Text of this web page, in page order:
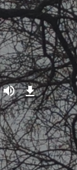
Download
Episode
(50,0
MB)